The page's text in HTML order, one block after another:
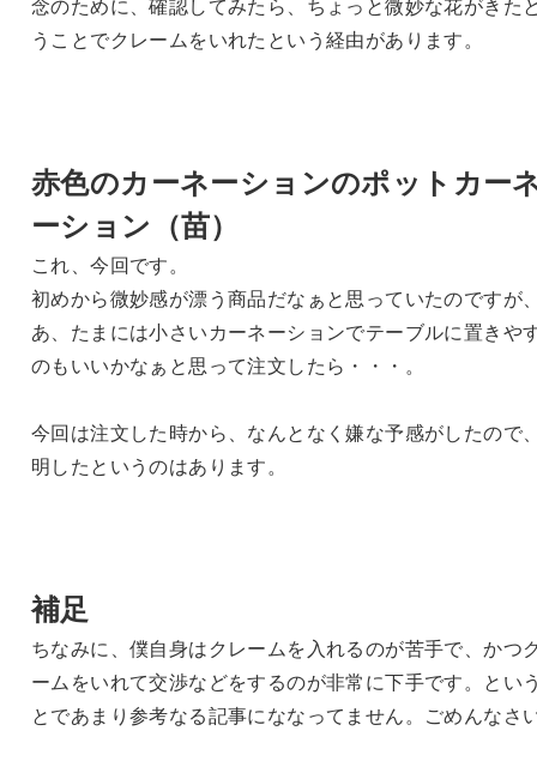
念のために、確認してみたら、ちょっと微妙な花がきた
うことでクレームをいれたという経由があります。
赤色のカーネーションのポットカー
ーション（苗）
これ、今回です。
初めから微妙感が漂う商品だなぁと思っていたのですが
あ、たまには小さいカーネーションでテーブルに置きや
のもいいかなぁと思って注文したら・・・。
今回は注文した時から、なんとなく嫌な予感がしたので
明したというのはあります。
補足
ちなみに、僕自身はクレームを入れるのが苦手で、かつ
ームをいれて交渉などをするのが非常に下手です。とい
とであまり参考なる記事にななってません。ごめんなさ